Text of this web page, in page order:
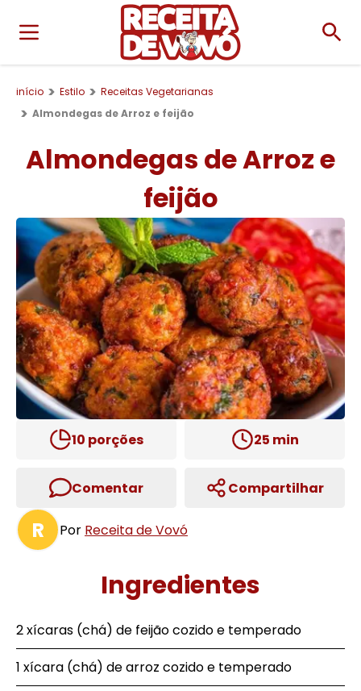
início Estilo
Receitas Vegetarianas
Almondegas de Arroz e feijão
Almondegas de Arroz e
feijão
10 porções 25 min
Comentar Compartilhar
R Por Receita de Vovó
Ingredientes
2 xícaras (chá) de feijão cozido e temperado
1 xícara (chá) de arroz cozido e temperado